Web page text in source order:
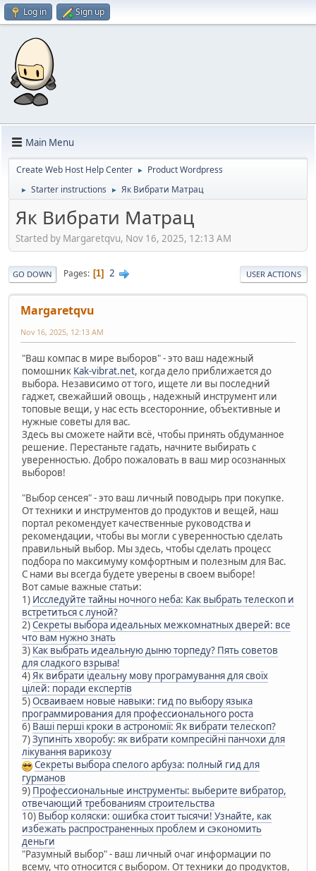
Log in Sign up
Main Menu
Create Web Host Help Center ► Product Wordpress
► Starter instructions ► Як Вибрати Матрац
Як Вибрати Матрац
Started by Margaretqvu, Nov 16, 2025, 12:13 AM
GO DOWN Pages 1 2 USER ACTIONS
Margaretqvu
Nov 16, 2025, 12:13 AM
"Ваш компас в мире выборов" - это ваш надежный
помошник Kak-vibrat.net, когда дело приближается до
выбора. Независимо от того, ищете ли вы последний
гаджет, свежайший овощь , надежный инструмент или
топовые вещи, у нас есть всесторонние, объективные и
нужные советы для вас.
Здесь вы сможете найти всё, чтобы принять обдуманное
решение. Перестаньте гадать, начните выбирать с
уверенностью. Добро пожаловать в ваш мир осознанных
выборов!
"Выбор сенсея" - это ваш личный поводырь при покупке.
От техники и инструментов до продуктов и вещей, наш
портал рекомендует качественные руководства и
рекомендации, чтобы вы могли с уверенностью сделать
правильный выбор. Мы здесь, чтобы сделать процесс
подбора по максимуму комфортным и полезным для Вас.
С нами вы всегда будете уверены в своем выборе!
Вот самые важные статьи:
1) Исследуйте тайны ночного неба: Как выбрать телескоп и
встретиться с луной?
2)Секреты выбора идеальных межкомнатных дверей: все
что вам нужно знать
3) Как выбрать идеальную дыню торпеду? Пять советов
для сладкого взрыва!
4)Як вибрати ідеальну мову програмування для своїх
цілей: поради експертів
5)Осваиваем новые навыки: гид по выбору языка
программирования для профессионального роста
6) Ваші перші кроки в астрономії: Як вибрати телескоп?
7)Зупиніть хворобу: як вибрати компресійні панчохи для
лікування варикозу
Секреты выбора спелого арбуза: полный гид для
гурманов
9) Профессиональные инструменты: выберите вибратор,
отвечающий требованиям строительства
10) Выбор коляски: ошибка стоит тысячи! Узнайте, как
избежать распространенных проблем и сэкономить
деньги
"Разумный выбор" - ваш личный очаг информации по
всему, что относится с выбором. От техники до продуктов,